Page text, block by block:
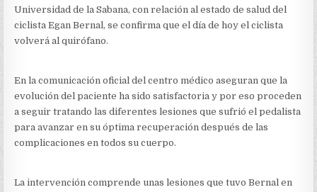
Universidad de la Sabana, con relación al estado de salud del
ciclista Egan Bernal, se confirma que el día de hoy el ciclista
volverá al quirófano.
En la comunicación oficial del centro médico aseguran que la
evolución del paciente ha sido satisfactoria y por eso proceden
a seguir tratando las diferentes lesiones que sufrió el pedalista
para avanzar en su óptima recuperación después de las
complicaciones en todos su cuerpo.
La intervención comprende unas lesiones que tuvo Bernal en